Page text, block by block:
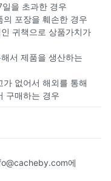
을 초과한 경우
의 포장을 훼손한 경우
귀책으로 상품가치가
서 제품을 생산하는
가 없어서 해외를 통해
구매하는 경우
에